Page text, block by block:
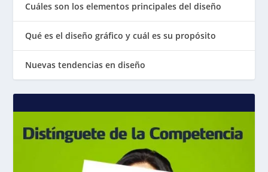
Cuáles son los elementos principales del diseño
Qué es el diseño gráfico y cuál es su propósito
Nuevas tendencias en diseño